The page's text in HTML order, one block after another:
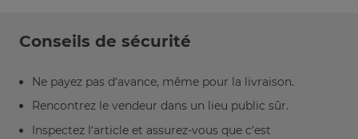
Conseils de sécurité
Ne payez pas d’avance, même pour la livraison.
Rencontrez le vendeur dans un lieu public sûr.
Inspectez l’article et assurez-vous que c’est